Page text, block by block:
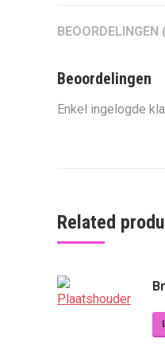
BEOORDELINGEN
Beoordelingen
Enkel ingelogde
Related